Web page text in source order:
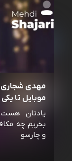
مهدی شجاری
موبایل تا
یادتان
بخریم چه
و چارسو